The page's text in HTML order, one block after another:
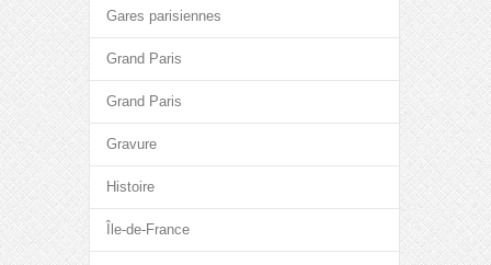
Gares parisiennes
Grand Paris
Grand Paris
Gravure
Histoire
Île-de-France